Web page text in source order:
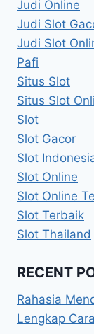
Judi Online
Judi Slot
Judi Slot
Pafi
Situs Slot
Situs Slot
Slot
Slot Gacor
Slot
Slot Online
Slot Online
Slot Terbaik
Slot Thailand
RECENT
Rahasia
Lengkap